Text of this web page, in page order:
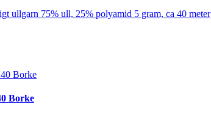
ullgarn 75% ull, 25% polyamid 5 gram, ca 40 meter
Borke